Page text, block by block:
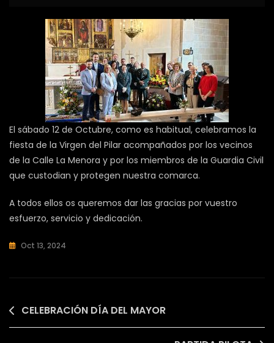
El sábado 12 de Octubre, como es habitual, celebramos la
fiesta de la Virgen del Pilar acompañados por los vecinos
de la Calle La Menora y por los miembros de la Guardia Civil
que custodian y protegen nuestra comarca.
A todos ellos os queremos dar las gracias por vuestro
esfuerzo, servicio y dedicación.
Oct 13, 2024
Navegación
de
CELEBRACIÓN DÍA DEL MAYOR